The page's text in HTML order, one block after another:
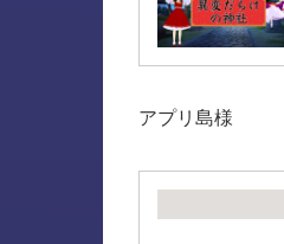
アプリ島様